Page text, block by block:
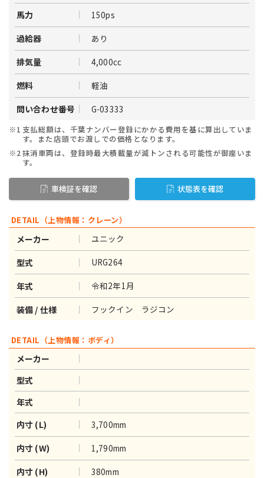
馬力 150ps
過給器 あり
排気量 4,000cc
燃料 軽油
問い合わせ番号 G-03333
※1 支払総額は、千葉ナンバー登録にかかる費用を基に算出していま
す。また店頭でお渡しでの価格となります。
※2抹消車両は、登録時最大積載量が減トンされる可能性が御座いま
す。
車検証を確認 状態表を確認
DETAIL（上物情報：クレーン）
メーカー ユニック
型式 URG264
年式 令和2年1月
装備 / 仕様 フックイン ラジコン
DETAIL（上物情報：ボディ）
メーカー
型式
年式
内寸 (L)
3,700mm
内寸 (W) 1,790mm
内寸 (H) 380mm